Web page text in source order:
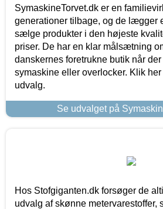
SymaskineTorvet.dk er en
generationer tilbage, og de lægger
sælge produkter i den højeste
priser. De har en klar målsætning
danskernes foretrukne butik når
symaskine eller overlocker. Klik
udvalg.
Se udvalget på
Hos Stofgiganten.dk forsøger de
udvalg af skønne metervarestoffer,